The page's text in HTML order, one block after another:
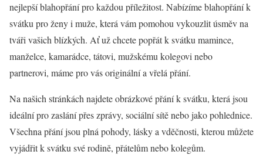
nejlepší blahopřání pro každou příležitost. Nabízíme blahopřání k
svátku pro ženy i muže, která vám pomohou vykouzlit úsměv na
tváři vašich blízkých. Ať už chcete popřát k svátku mamince,
manželce, kamarádce, tátovi, mužskému kolegovi nebo
partnerovi, máme pro vás originální a vřelá přání.
Na našich stránkách najdete obrázkové přání k svátku, která jsou
ideální pro zaslání přes zprávy, sociální sítě nebo jako pohlednice.
Všechna přání jsou plná pohody, lásky a vděčnosti, kterou můžete
vyjádřit k svátku své rodině, přátelům nebo kolegům.